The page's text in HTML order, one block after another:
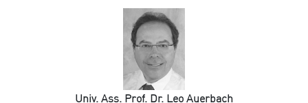
Univ. Ass. Prof. Dr. Leo Auerbach